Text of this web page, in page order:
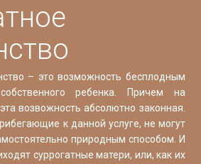
– это возможность бесплодным
ребенка. Причем на
возвожность абсолютно законная.
к данной услуге, не могут
природным способом. И
суррогатные матери, или, как их